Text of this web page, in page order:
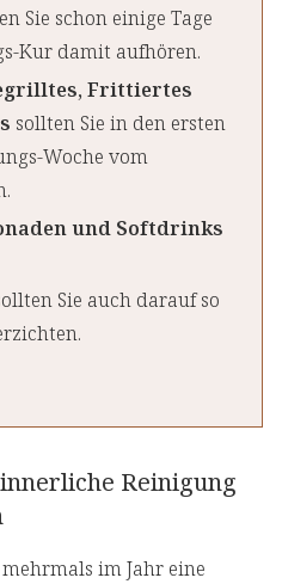
Sie schon einige Tage
Kur damit aufhören.
Frittiertes
sollten Sie in den ersten
Woche vom
und Softdrinks
Sie auch darauf so
Reinigung
im Jahr eine